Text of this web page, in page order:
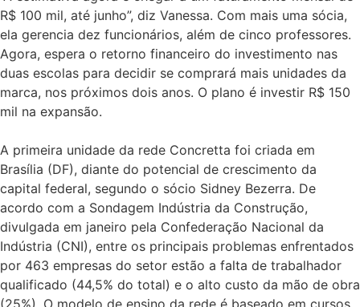
R$ 100 mil, até junho”, diz Vanessa. Com mais uma sócia,
ela gerencia dez funcionários, além de cinco professores.
Agora, espera o retorno financeiro do investimento nas
duas escolas para decidir se comprará mais unidades da
marca, nos próximos dois anos. O plano é investir R$ 150
mil na expansão.
A primeira unidade da rede Concretta foi criada em
Brasília (DF), diante do potencial de crescimento da
capital federal, segundo o sócio Sidney Bezerra. De
acordo com a Sondagem Indústria da Construção,
divulgada em janeiro pela Confederação Nacional da
Indústria (CNI), entre os principais problemas enfrentados
por 463 empresas do setor estão a falta de trabalhador
qualificado (44,5% do total) e o alto custo da mão de obra
(25%). O modelo de ensino da rede é baseado em cursos